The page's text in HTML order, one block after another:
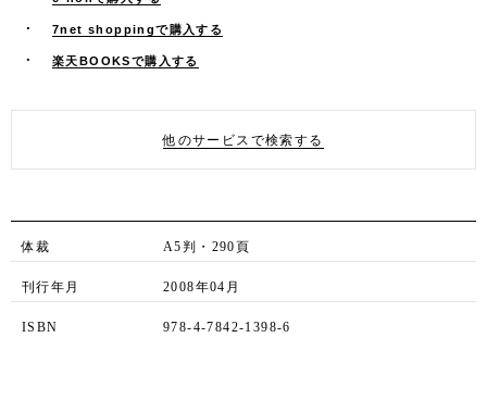
7net shoppingで購入する
楽天BOOKSで購入する
他のサービスで検索する
体裁 A5判・290頁
刊行年月 2008年04月
ISBN 978-4-7842-1398-6